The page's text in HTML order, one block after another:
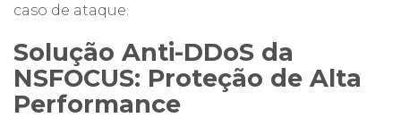
caso de ataque.
Solução Anti-DDoS da
NSFOCUS: Proteção de Alta
Performance